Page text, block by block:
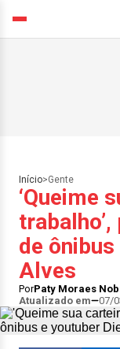
Início>Gente
‘Queime
de
Alves
PorPaty Moraes
Atualizado em
07/